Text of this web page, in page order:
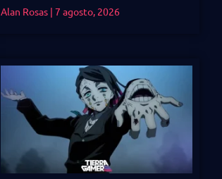
Alan Rosas 7 agosto, 2026